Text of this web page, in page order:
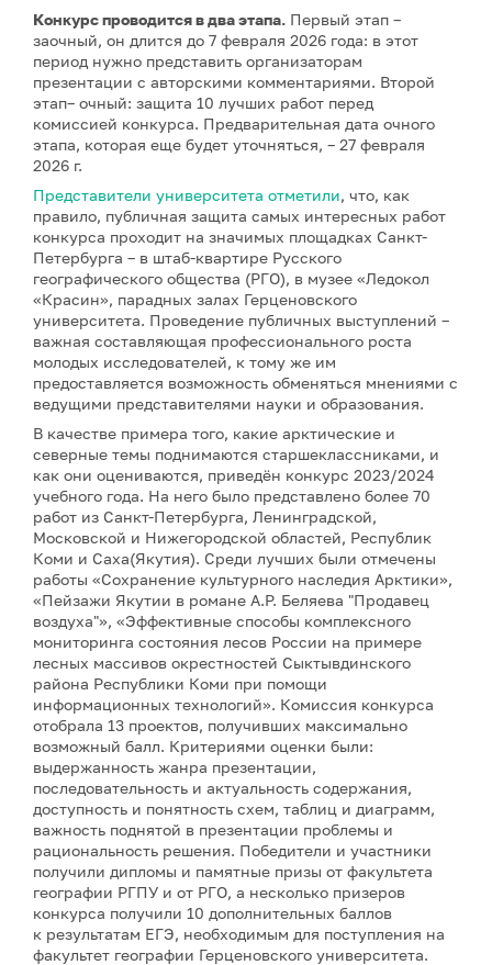
Конкурс проводится в два этапа. Первый этап –
заочный, он длится до 7 февраля 2026 года: в этот
период нужно представить организаторам
презентации с авторскими комментариями. Второй
этап– очный: защита 10 лучших работ перед
комиссией конкурса. Предварительная дата очного
этапа, которая еще будет уточняться, – 27 февраля
2026 г.
Представители университета отметили, что, как
правило, публичная защита самых интересных работ
конкурса проходит на значимых площадках Санкт-
Петербурга – в штаб-квартире Русского
географического общества (РГО), в музее «Ледокол
«Красин», парадных залах Герценовского
университета. Проведение публичных выступлений –
важная составляющая профессионального роста
молодых исследователей, к тому же им
предоставляется возможность обменяться мнениями с
ведущими представителями науки и образования.
В качестве примера того, какие арктические и
северные темы поднимаются старшеклассниками, и
как они оцениваются, приведён конкурс 2023/2024
учебного года. На него было представлено более 70
работ из Санкт-Петербурга, Ленинградской,
Московской и Нижегородской областей, Республик
Коми и Саха(Якутия). Среди лучших были отмечены
работы «Сохранение культурного наследия Арктики»,
«Пейзажи Якутии в романе А.Р. Беляева "Продавец
воздуха"», «Эффективные способы комплексного
мониторинга состояния лесов России на примере
лесных массивов окрестностей Сыктывдинского
района Республики Коми при помощи
информационных технологий». Комиссия конкурса
отобрала 13 проектов, получивших максимально
возможный балл. Критериями оценки были:
выдержанность жанра презентации,
последовательность и актуальность содержания,
доступность и понятность схем, таблиц и диаграмм,
важность поднятой в презентации проблемы и
рациональность решения. Победители и участники
получили дипломы и памятные призы от факультета
географии РГПУ и от РГО, а несколько призеров
конкурса получили 10 дополнительных баллов
к результатам ЕГЭ, необходимым для поступления на
факультет географии Герценовского университета.